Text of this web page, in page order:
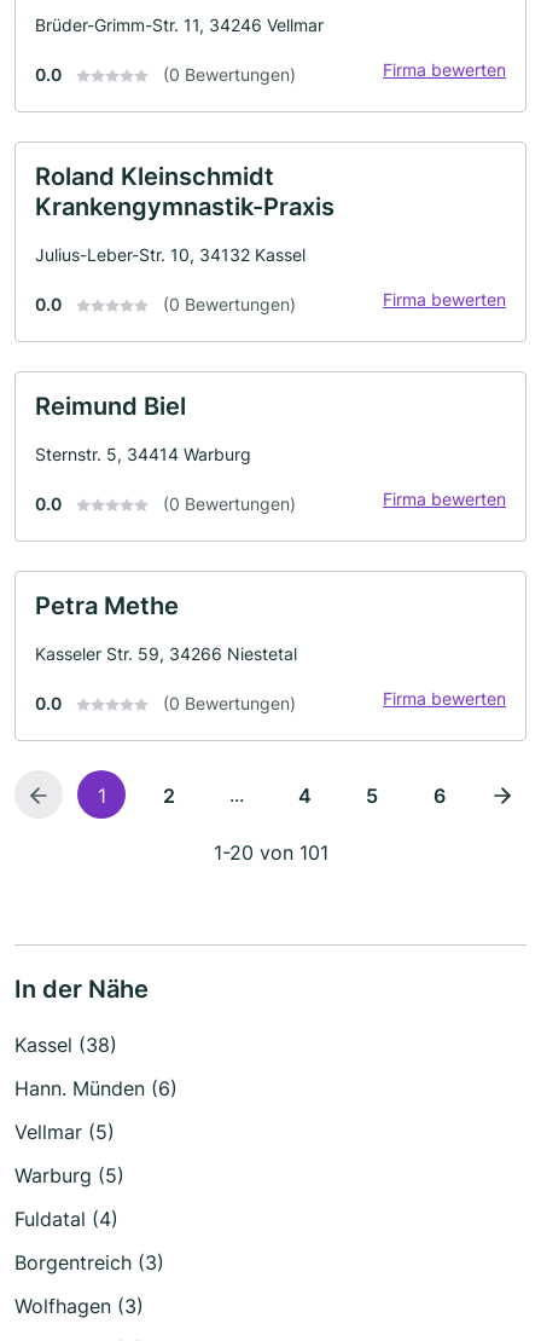
Brüder-Grimm-Str. 11, 34246 Vellmar
0.0 (0 Bewertungen) Firma bewerten
Roland Kleinschmidt
Krankengymnastik-Praxis
Julius-Leber-Str. 10, 34132 Kassel
0.0 (0 Bewertungen) Firma bewerten
Reimund Biel
Sternstr. 5, 34414 Warburg
0.0 (0 Bewertungen) Firma bewerten
Petra Methe
Kasseler Str. 59, 34266 Niestetal
0.0 (0 Bewertungen) Firma bewerten
1 2 ... 4 5 6
1-20 von 101
In der Nähe
Kassel (38)
Hann. Münden (6)
Vellmar (5)
Warburg (5)
Fuldatal (4)
Borgentreich (3)
Wolfhagen (3)